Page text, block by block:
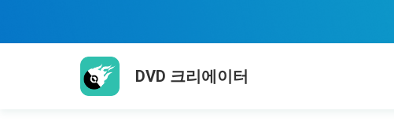
DVD 크리에이터